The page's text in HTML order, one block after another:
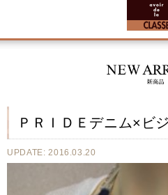
ＰＲＩＤＥデニム×ビ
UPDATE: 2016.03.20